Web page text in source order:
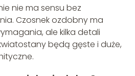
nie ma sensu bez
Czosnek ozdobny ma
ale kilka detali
będą gęste i duże,